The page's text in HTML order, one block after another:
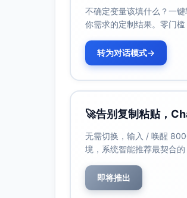
成效指标：
用户参与量：作品上
：品
：50+
时间线：
第1周：方案策划与资源
第3-4周：参赛与互动阶
第5周：评选获奖者，发
预算（概算）：
奖品费用：5000-
宣传制作费用：3000
不确定变量该填什么？一
你需求的定制结果。零门槛
转为对话模式→
🚀告别复制粘贴，
无需切换，输入 / 唤醒
境，系统智能推荐最契合
即将推出